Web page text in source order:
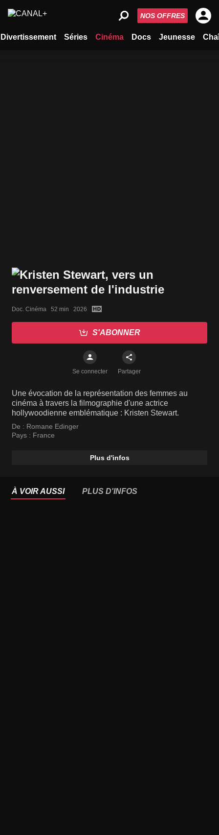
Divertissement Séries Cinéma Docs Jeunesse
NOS OFFRES
Doc. Cinéma   52 min   2026
S'ABONNER
Se connecter Partager
Une évocation de la représentation des femmes au
cinéma à travers la filmographie d'une actrice
hollywoodienne emblématique : Kristen Stewart.
De : Romane Edinger
Pays : France
Plus d'infos
À VOIR AUSSI PLUS D'INFOS